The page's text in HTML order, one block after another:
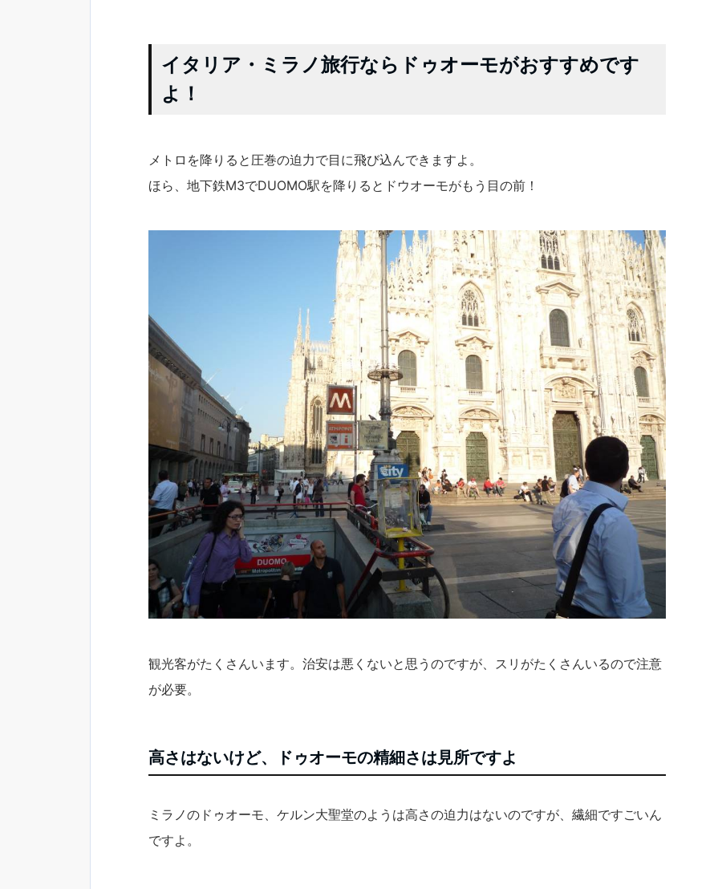
イタリア・ミラノ旅行ならドゥオーモがおすすめです
よ！
メトロを降りると圧巻の迫力で目に飛び込んできますよ。
ほら、地下鉄M3でDUOMO駅を降りるとドウオーモがもう目の前！
観光客がたくさんいます。治安は悪くないと思うのですが、スリがたくさんいるので注意
が必要。
高さはないけど、ドゥオーモの精細さは見所ですよ
ミラノのドゥオーモ、ケルン大聖堂のようは高さの迫力はないのですが、繊細ですごいん
ですよ。